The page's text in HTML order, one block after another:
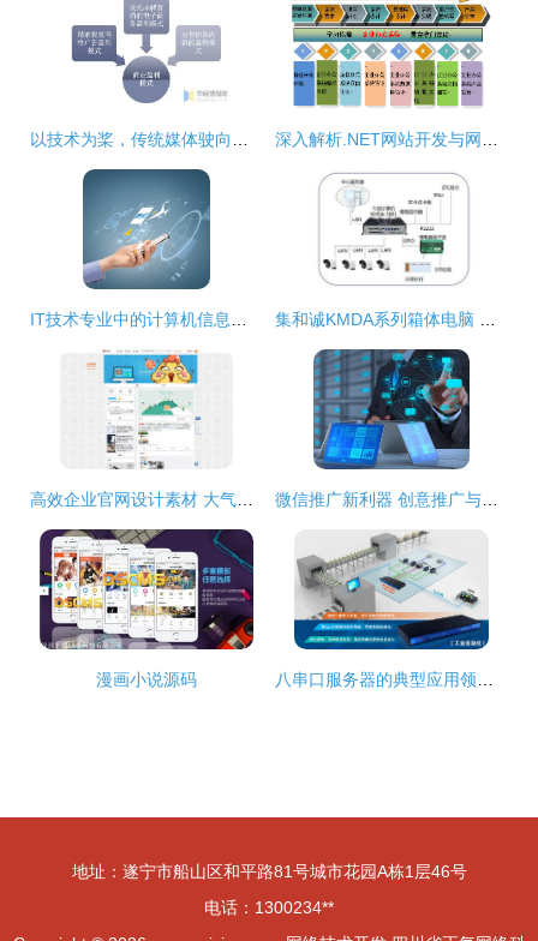
漫画小说源码
地址：遂宁市船山区和平路81号城市花园A栋1层46号
电话：1300234**